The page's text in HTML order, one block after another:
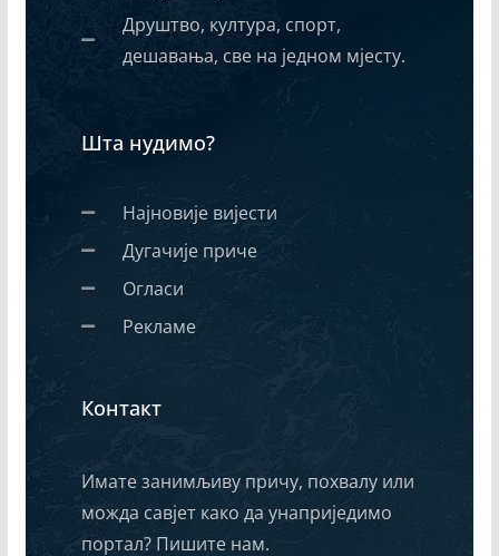
Друштво, култура, спорт,
дешавања, све на једном мјесту.
Шта нудимо?
Најновије вијести
Дугачије приче
Огласи
Рекламе
Контакт
Имате занимљиву причу, похвалу или
можда савјет како да унаприједимо
портал? Пишите нам.